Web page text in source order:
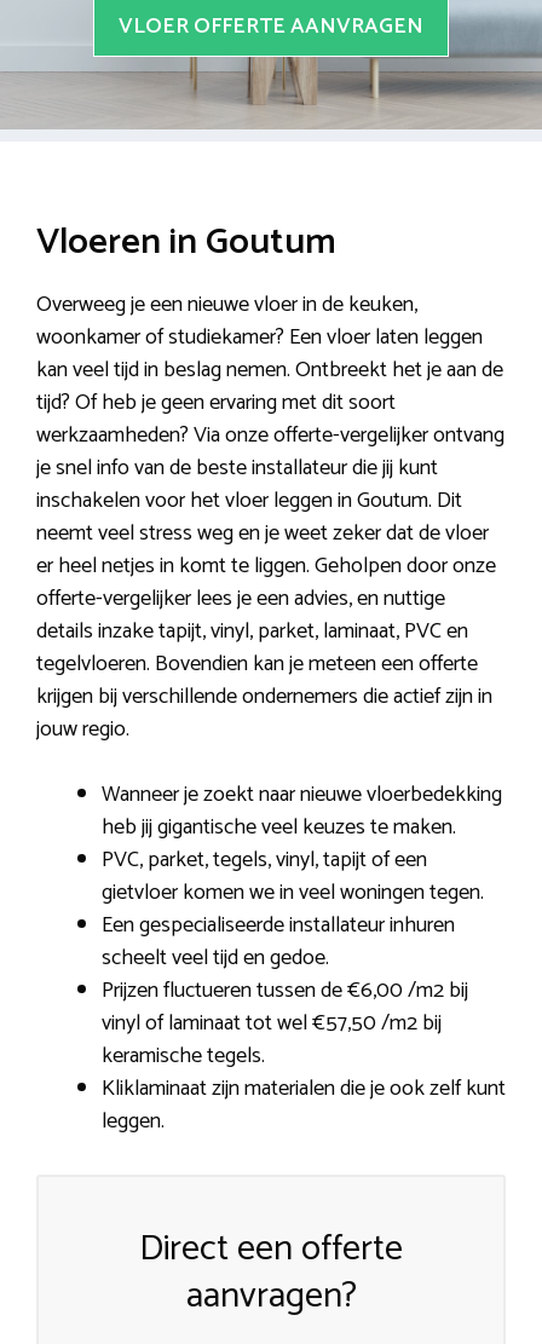
VLOER OFFERTE AANVRAGEN
Vloeren in Goutum
Overweeg je een nieuwe vloer in de keuken,
woonkamer of studiekamer? Een vloer laten leggen
kan veel tijd in beslag nemen. Ontbreekt het je aan de
tijd? Of heb je geen ervaring met dit soort
werkzaamheden? Via onze offerte-vergelijker ontvang
je snel info van de beste installateur die jij kunt
inschakelen voor het vloer leggen in Goutum. Dit
neemt veel stress weg en je weet zeker dat de vloer
er heel netjes in komt te liggen. Geholpen door onze
offerte-vergelijker lees je een advies, en nuttige
details inzake tapijt, vinyl, parket, laminaat, PVC en
tegelvloeren. Bovendien kan je meteen een offerte
krijgen bij verschillende ondernemers die actief zijn in
jouw regio.
Wanneer je zoekt naar nieuwe vloerbedekking
heb jij gigantische veel keuzes te maken.
PVC, parket, tegels, vinyl, tapijt of een
gietvloer komen we in veel woningen tegen.
Een gespecialiseerde installateur inhuren
scheelt veel tijd en gedoe.
Prijzen fluctueren tussen de €6,00 /m2 bij
vinyl of laminaat tot wel €57,50 /m2 bij
keramische tegels.
Kliklaminaat zijn materialen die je ook zelf kunt
leggen.
Direct een offerte
aanvragen?